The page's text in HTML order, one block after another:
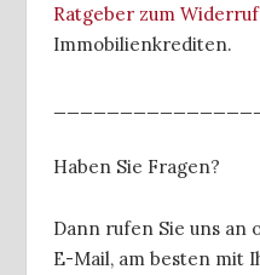
Ratgeber zum
Immobilienkrediten.
Haben Sie Fragen?
Dann rufen Sie uns an
E-Mail, am besten mit